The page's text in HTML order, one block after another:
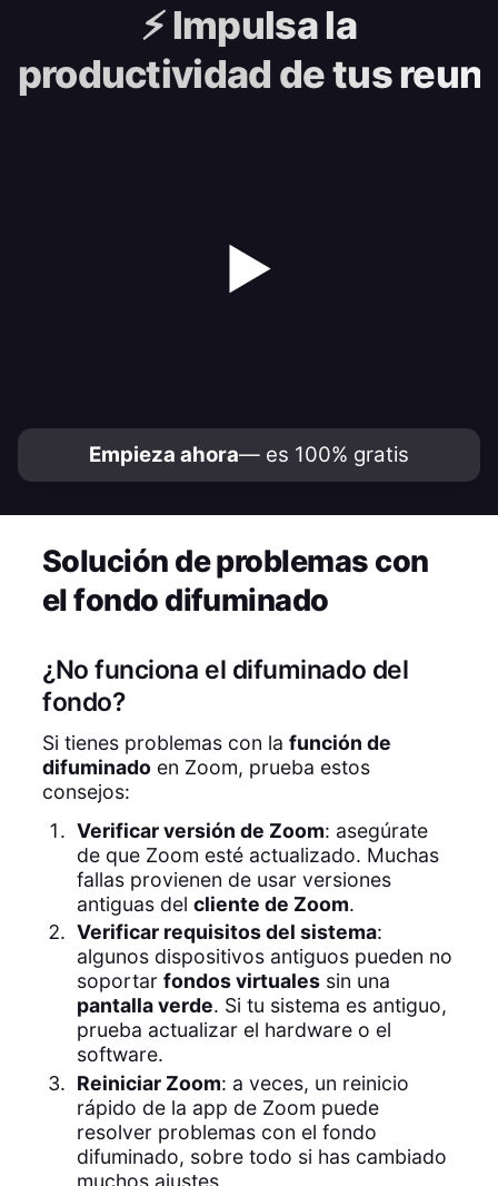
⚡️Impulsa la
productividad de tus
▶
Empieza ahora— es 100% gratis
Solución de problemas con
el fondo difuminado
¿No funciona el difuminado del
fondo?
Si tienes problemas con la función de
difuminadoen Zoom, prueba estos
consejos:
Verificar versión de Zoom: asegúrate
de que Zoom esté actualizado. Muchas
fallas provienen de usar versiones
antiguas delcliente de Zoom.
Verificar requisitos del sistema:
algunos dispositivos antiguos pueden no
soportarfondos virtuales sin una
pantalla verde. Si tu sistema es antiguo,
prueba actualizar el hardware o el
software.
Reiniciar Zoom: a veces, un reinicio
rápido de la app de Zoom puede
resolver problemas con el fondo
difuminado, sobre todo si has cambiado
muchos ajustes.